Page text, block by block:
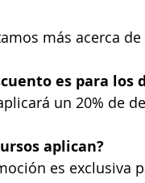
más acerca
es para los
aplicará un 20% de
aplican?
es exclusiva